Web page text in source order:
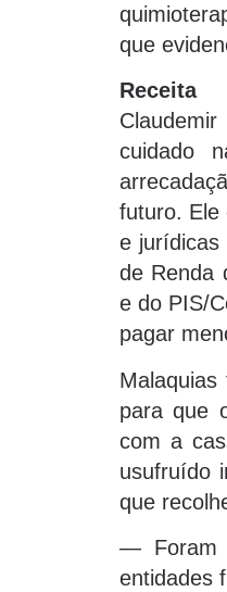
que
Receita
cuidado
futuro. Ele
e jurídicas
de Renda
e do PIS/
pagar
para que
com a
usufruído
que
— Foram
entidades